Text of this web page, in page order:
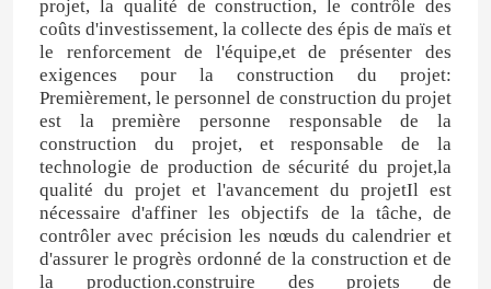
projet, la qualité de construction, le contrôle des
coûts d'investissement, la collecte des épis de maïs et
le renforcement de l'équipe,et de présenter des
exigences pour la construction du projet:
Premièrement, le personnel de construction du projet
est la première personne responsable de la
construction du projet, et responsable de la
technologie de production de sécurité du projet,la
qualité du projet et l'avancement du projetIl est
nécessaire d'affiner les objectifs de la tâche, de
contrôler avec précision les nœuds du calendrier et
d'assurer le progrès ordonné de la construction et de
la production.construire des projets de